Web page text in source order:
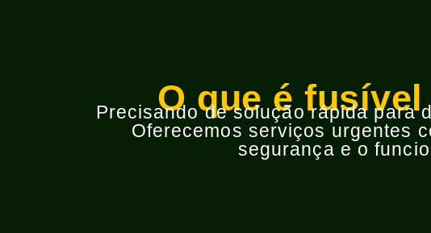
O que é
Precisando de solução rápida para
Oferecemos serviços urgentes
segurança e o